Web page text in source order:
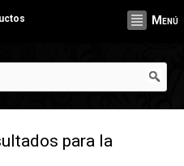
Menú
para la